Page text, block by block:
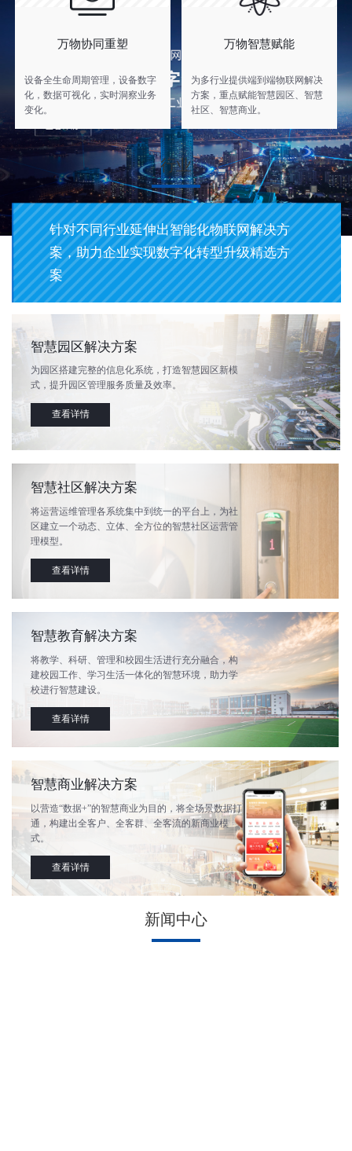
万物协同重塑
设备全生命周期管理，设备数字
化，数据可视化，实时洞察业务
变化。
万物智慧赋能
为多行业提供端到端物联网解决
方案，重点赋能智慧园区、智慧
社区、智慧商业。
行业
针对不同行业延伸出智能化物联网解决方
案，助力企业实现数字化转型升级精选方
案
智慧园区解决方案
为园区搭建完整的信息化系统，打造智慧园区新模
式，提升园区管理服务质量及效率。
查看详情
智慧社区解决方案
将运营运维管理各系统集中到统一的平台上，为社
区建立一个动态、立体、全方位的智慧社区运营管
理模型。
查看详情
智慧教育解决方案
将教学、科研、管理和校园生活进行充分融合，构
建校园工作、学习生活一体化的智慧环境，助力学
校进行智慧建设。
查看详情
智慧商业解决方案
以营造“数据+”的智慧商业为目的，将全场景数据打
通，构建出全客户、全客群、全客流的新商业模
式。
查看详情
新闻中心